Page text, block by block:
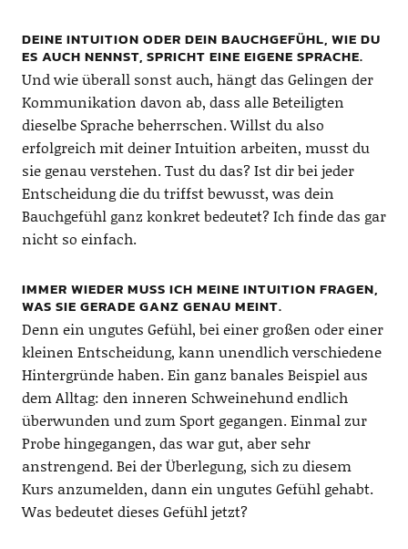
DEINE INTUITION ODER DEIN BAUCHGEFÜHL, WIE DU
ES AUCH NENNST, SPRICHT EINE EIGENE SPRACHE.
Und wie überall sonst auch, hängt das Gelingen der
Kommunikation davon ab, dass alle Beteiligten
dieselbe Sprache beherrschen. Willst du also
erfolgreich mit deiner Intuition arbeiten, musst du
sie genau verstehen. Tust du das? Ist dir bei jeder
Entscheidung die du triffst bewusst, was dein
Bauchgefühl ganz konkret bedeutet? Ich finde das gar
nicht so einfach.
IMMER WIEDER MUSS ICH MEINE INTUITION FRAGEN,
WAS SIE GERADE GANZ GENAU MEINT.
Denn ein ungutes Gefühl, bei einer großen oder einer
kleinen Entscheidung, kann unendlich verschiedene
Hintergründe haben. Ein ganz banales Beispiel aus
dem Alltag: den inneren Schweinehund endlich
überwunden und zum Sport gegangen. Einmal zur
Probe hingegangen, das war gut, aber sehr
anstrengend. Bei der Überlegung, sich zu diesem
Kurs anzumelden, dann ein ungutes Gefühl gehabt.
Was bedeutet dieses Gefühl jetzt?